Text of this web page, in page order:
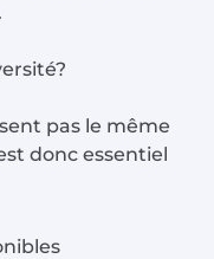
pas le même
donc essentiel